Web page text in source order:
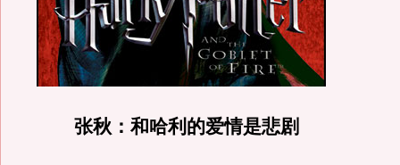
张秋：和哈利的爱情是悲剧